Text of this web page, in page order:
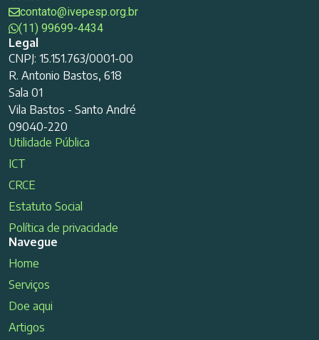
contato@ivepesp.org.br
(11) 99699-4434
Legal
CNPJ: 15.151.763/0001-00
R. Antonio Bastos, 618
Sala 01
Vila Bastos - Santo André
09040-220
Utilidade Pública
ICT
CRCE
Estatuto Social
Política de privacidade
Navegue
Home
Serviços
Doe aqui
Artigos